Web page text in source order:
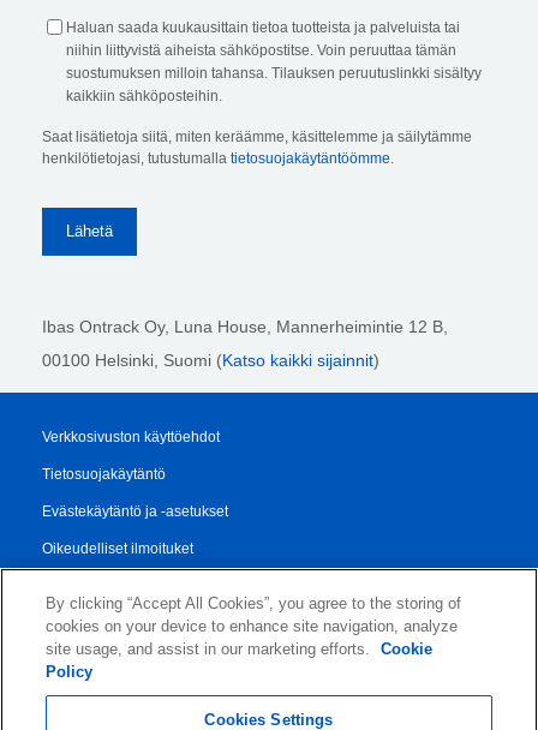
Haluan saada kuukausittain tietoa tuotteista ja palveluista tai
niihin liittyvistä aiheista sähköpostitse. Voin peruuttaa tämän
suostumuksen milloin tahansa. Tilauksen peruutuslinkki sisältyy
kaikkiin sähköposteihin.
Saat lisätietoja siitä, miten keräämme, käsittelemme ja säilytämme
henkilötietojasi, tutustumalla tietosuojakäytäntöömme.
Ibas Ontrack Oy, Luna House, Mannerheimintie 12 B,
00100 Helsinki , Suomi (Katso kaikki sijainnit)
Verkkosivuston käyttöehdot
Tietosuojakäytäntö
Evästekäytäntö ja -asetukset
Oikeudelliset ilmoituket
Myynti- ja Toimitusehdot
Authorised Partner Agreement
By clicking “Accept All Cookies”, you agree to the storing of
cookies on your device to enhance site navigation, analyze
site usage, and assist in our marketing efforts.
Cookie
Policy
Cookies Settings